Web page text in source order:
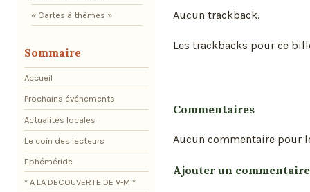
Aucun trackback.
Les trackbacks pour ce
Commentaires
Aucun commentaire pour
Ajouter un commentaire
« Cartes à thèmes »
Sommaire
Accueil
Prochains événements
Actualités locales
Le coin des lecteurs
Ephéméride
* A LA DECOUVERTE DE V-M *